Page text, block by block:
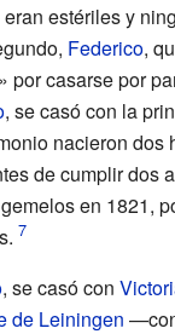
estériles y
Federico,
por casarse por
, se casó con la
nacieron dos
de cumplir dos
en 1821,
, se casó con
de Leiningen